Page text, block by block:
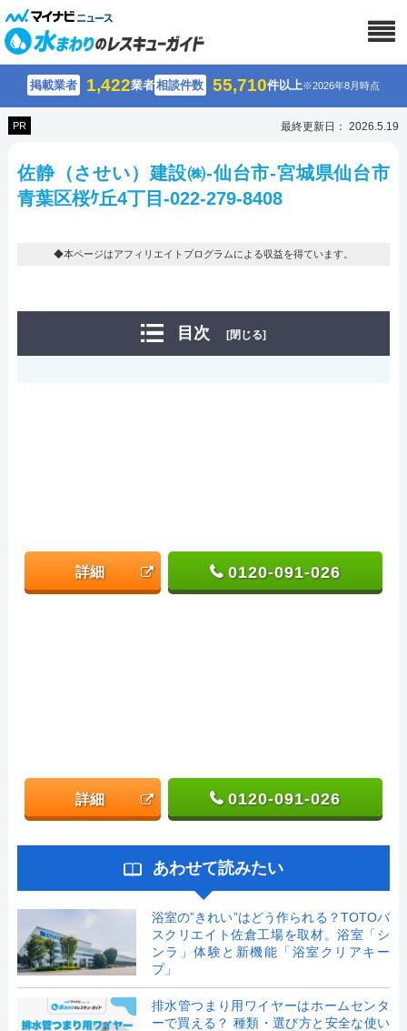
掲載業者 1,422業者相談件数 55,710件以上※2026年8月時点
PR 最終更新日： 2026.5.19
佐静（させい）建設㈱-仙台市-宮城県仙台市
青葉区桜ｹ丘4丁目-022-279-8408
◆本ページはアフィリエイトプログラムによる収益を得ています。
目次 [閉じる]
詳細 0120-091-026
詳細 0120-091-026
あわせて読みたい
浴室の”きれい”はどう作られる？TOTOバ
スクリエイト佐倉工場を取材。浴室「シ
ンラ」体験と新機能「浴室クリアキー
プ」
排水管つまり用ワイヤーはホームセンタ
ーで買える？ 種類・選び方と安全な使い